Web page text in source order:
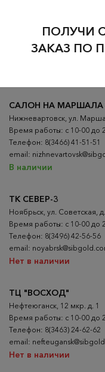
ВСЕ ГОРОДА
ТК СЕВЕР-3
Ноябрьск, ул. Советская,
Время работы: с 10-00 до
Телефон: 8(3496) 42-56-56
email:
Нет в наличии
ТЦ "ВОСХОД"
Нефтеюганск, 12 мкр. д. 1
Время работы: с 10-00 до
Телефон: 8(3463) 24-62-62
email:
Нет в наличии
САЛОН НА МАРШАЛА
Нижневартовск, ул.
Время работы: с 10-00 до
Телефон: 8(3466) 41-51-51
email:
В наличии
ПОЛУЧИ
ЗАКАЗ ПО